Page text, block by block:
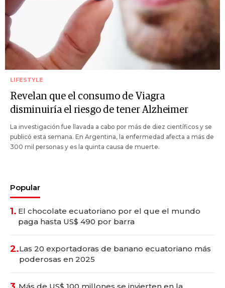
LIFESTYLE
Revelan que el consumo de Viagra
disminuiría el riesgo de tener Alzheimer
La investigación fue llavada a cabo por más de diez científicos y se
publicó esta semana. En Argentina, la enfermedad afecta a más de
300 mil personas y es la quinta causa de muerte.
Popular
1. El chocolate ecuatoriano por el que el mundo
paga hasta US$ 490 por barra
2.Las 20 exportadoras de banano ecuatoriano más
poderosas en 2025